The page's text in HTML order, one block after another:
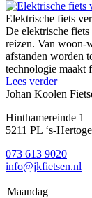
Elektrische fiets
De elektrische
reizen. Van woon-
afstanden worden
technologie maakt
Lees verder
Johan Koolen
Hinthamereinde 1
5211 PL ‘s-
073 613 9020
info@jkfietsen.nl
Maandag